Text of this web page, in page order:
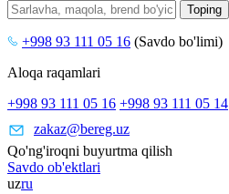
+998 93 111 05 16 (Savdo bo'limi)
Aloqa raqamlari
+998 93 111 05 16 +998 93 111 05 14
zakaz@bereg.uz
Qo'ng'iroqni buyurtma qilish
Savdo ob'ektlari
uzru